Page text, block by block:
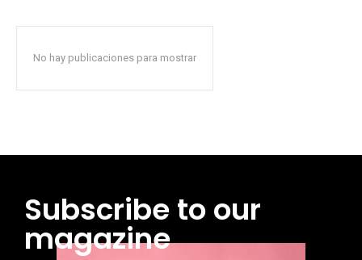
No hay publicaciones para mostrar
Subscribe to our
magazine